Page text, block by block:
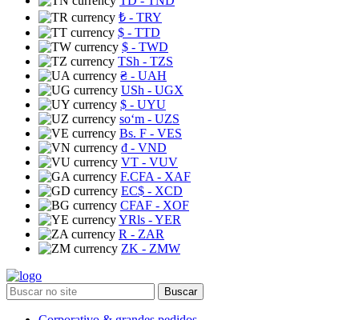
₺ - TRY
$ - TTD
$ - TWD
TSh - TZS
₴ - UAH
USh - UGX
$ - UYU
soʻm - UZS
Bs. F - VES
₫ - VND
VT - VUV
F.CFA - XAF
EC$ - XCD
CFAF - XOF
YRls - YER
R - ZAR
ZK - ZMW
Buscar